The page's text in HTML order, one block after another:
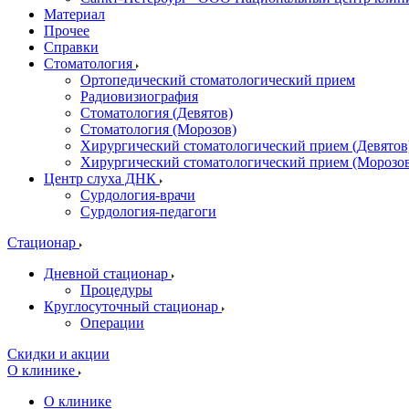
Материал
Прочее
Справки
Стоматология
Ортопедический стоматологический прием
Радиовизиография
Стоматология (Девятов)
Стоматология (Морозов)
Хирургический стоматологический прием
Хирургический стоматологический прием
Центр слуха ДНК
Сурдология-врачи
Сурдология-педагоги
Стационар
Дневной стационар
Процедуры
Круглосуточный стационар
Операции
Скидки и акции
О клинике
О клинике